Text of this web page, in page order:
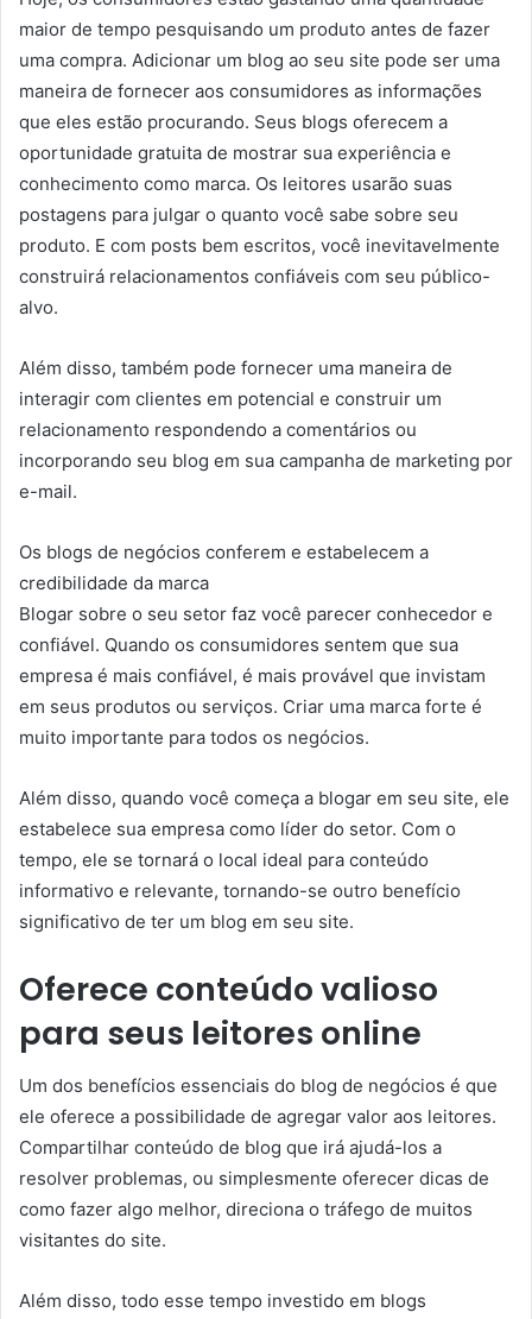
maior de tempo pesquisando um produto antes de fazer
uma compra. Adicionar um blog ao seu site pode ser uma
maneira de fornecer aos consumidores as informações
que eles estão procurando. Seus blogs oferecem a
oportunidade gratuita de mostrar sua experiência e
conhecimento como marca. Os leitores usarão suas
postagens para julgar o quanto você sabe sobre seu
produto. E com posts bem escritos, você inevitavelmente
construirá relacionamentos confiáveis ​​com seu público-
alvo.
Além disso, também pode fornecer uma maneira de
interagir com clientes em potencial e construir um
relacionamento respondendo a comentários ou
incorporando seu blog em sua campanha de marketing por
e-mail.
Os blogs de negócios conferem e estabelecem a
credibilidade da marca
Blogar sobre o seu setor faz você parecer conhecedor e
confiável. Quando os consumidores sentem que sua
empresa é mais confiável, é mais provável que invistam
em seus produtos ou serviços. Criar uma marca forte é
muito importante para todos os negócios.
Além disso, quando você começa a blogar em seu site, ele
estabelece sua empresa como líder do setor. Com o
tempo, ele se tornará o local ideal para conteúdo
informativo e relevante, tornando-se outro benefício
significativo de ter um blog em seu site.
Oferece conteúdo valioso
para seus leitores online
Um dos benefícios essenciais do blog de negócios é que
ele oferece a possibilidade de agregar valor aos leitores.
Compartilhar conteúdo de blog que irá ajudá-los a
resolver problemas, ou simplesmente oferecer dicas de
como fazer algo melhor, direciona o tráfego de muitos
visitantes do site.
Além disso, todo esse tempo investido em blogs